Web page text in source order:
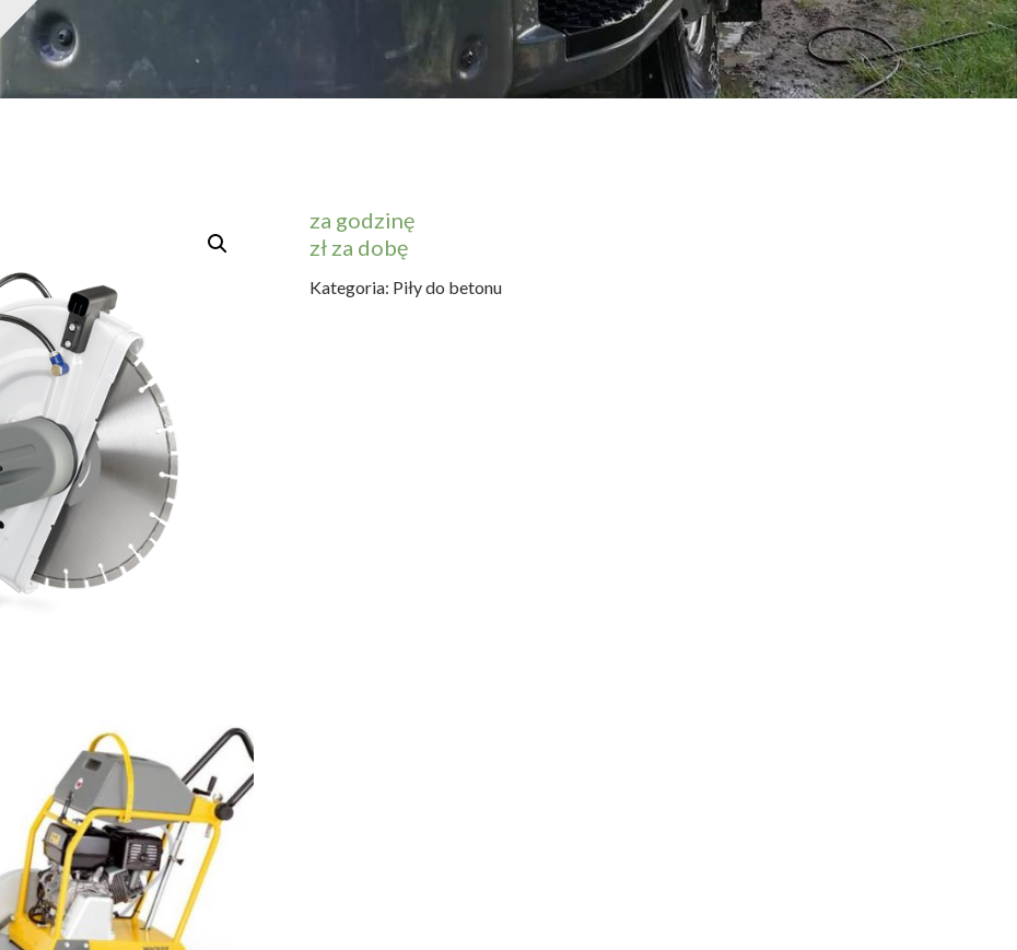
za godzinę
zł za dobę
Kategoria: Piły do betonu